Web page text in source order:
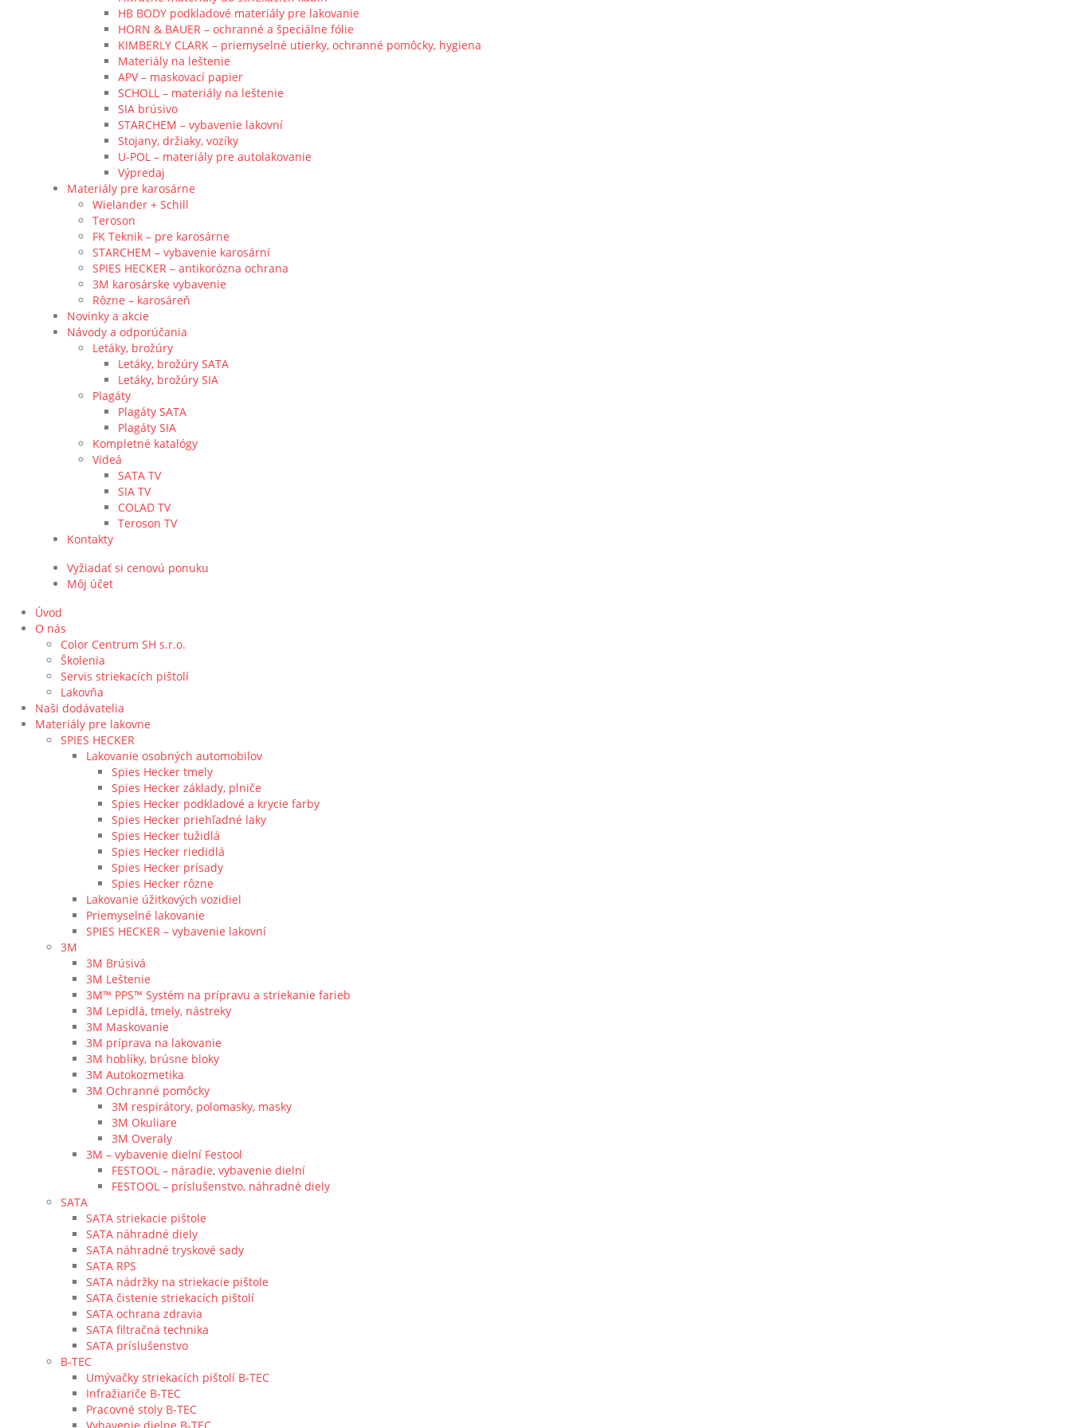
HB BODY podkladové materiály pre lakovanie
HORN & BAUER – ochranné a špeciálne fólie
KIMBERLY CLARK – priemyselné utierky, ochranné pomôcky, hygiena
Materiály na leštenie
APV – maskovací papier
SCHOLL – materiály na leštenie
SIA brúsivo
STARCHEM – vybavenie lakovní
Stojany, držiaky, vozíky
U-POL – materiály pre autolakovanie
Výpredaj
Materiály pre karosárne
Wieländer + Schill
Teroson
FK Teknik – pre karosárne
STARCHEM – vybavenie karosární
SPIES HECKER – antikorózna ochrana
3M karosárske vybavenie
Rôzne – karosáreň
Novinky a akcie
Návody a odporúčania
Letáky, brožúry
Letáky, brožúry SATA
Letáky, brožúry SIA
Plagáty
Plagáty SATA
Plagáty SIA
Kompletné katalógy
Videá
SATA TV
SIA TV
COLAD TV
Teroson TV
Kontakty
Vyžiadať si cenovú ponuku
Môj účet
Úvod
O nás
Color Centrum SH s.r.o.
Školenia
Servis striekacích pištolí
Lakovňa
Naši dodávatelia
Materiály pre lakovne
SPIES HECKER
Lakovanie osobných automobilov
Spies Hecker tmely
Spies Hecker základy, plniče
Spies Hecker podkladové a krycie farby
Spies Hecker priehľadné laky
Spies Hecker tužidlá
Spies Hecker riedidlá
Spies Hecker prísady
Spies Hecker rôzne
Lakovanie úžitkových vozidiel
Priemyselné lakovanie
SPIES HECKER – vybavenie lakovní
3M
3M Brúsivá
3M Leštenie
3M™ PPS™ Systém na prípravu a striekanie farieb
3M Lepidlá, tmely, nástreky
3M Maskovanie
3M príprava na lakovanie
3M hoblíky, brúsne bloky
3M Autokozmetika
3M Ochranné pomôcky
3M respirátory, polomasky, masky
3M Okuliare
3M Overaly
3M – vybavenie dielní Festool
FESTOOL – náradie, vybavenie dielní
FESTOOL – príslušenstvo, náhradné diely
SATA
SATA striekacie pištole
SATA náhradné diely
SATA náhradné tryskové sady
SATA RPS
SATA nádržky na striekacie pištole
SATA čistenie striekacích pištolí
SATA ochrana zdravia
SATA filtračná technika
SATA príslušenstvo
B-TEC
Umývačky striekacích pištolí B-TEC
Infražiariče B-TEC
Pracovné stoly B-TEC